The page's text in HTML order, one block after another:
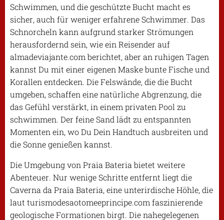
Schwimmen, und die geschützte Bucht macht es
sicher, auch für weniger erfahrene Schwimmer. Das
Schnorcheln kann aufgrund starker Strömungen
herausfordernd sein, wie ein Reisender auf
almadeviajante.com berichtet, aber an ruhigen Tagen
kannst Du mit einer eigenen Maske bunte Fische und
Korallen entdecken. Die Felswände, die die Bucht
umgeben, schaffen eine natürliche Abgrenzung, die
das Gefühl verstärkt, in einem privaten Pool zu
schwimmen. Der feine Sand lädt zu entspannten
Momenten ein, wo Du Dein Handtuch ausbreiten und
die Sonne genießen kannst.
Die Umgebung von Praia Bateria bietet weitere
Abenteuer. Nur wenige Schritte entfernt liegt die
Caverna da Praia Bateria, eine unterirdische Höhle, die
laut turismodesaotomeeprincipe.com faszinierende
geologische Formationen birgt. Die nahegelegenen